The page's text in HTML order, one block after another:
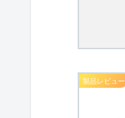
製品レビュー